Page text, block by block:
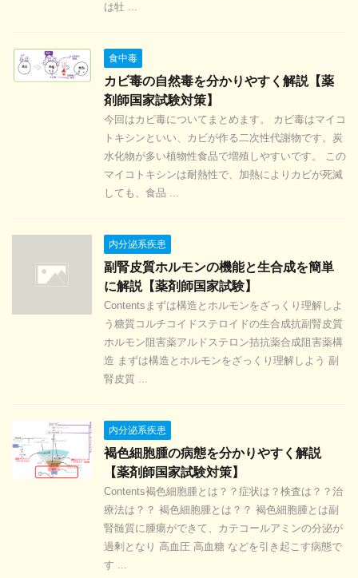
は牡 ...
食中毒
カビ毒の自然毒を分かりやすく解説【薬
剤師国家試験対策】
今回はカビ毒についてまとめます。 カビ毒はマイコ
トキシンといい、カビが作る二次性代謝物です。炭
水化物が多い植物性食品で増殖しやすいです。 この
マイコトキシンは耐熱性で、加熱によりカビが死滅
しても、食品 ...
内分泌系疾患
副腎皮質ホルモンの機能と生合成を簡単
に解説【薬剤師国家試験】
Contentsまずは構造とホルモンをざっくり理解しよ
う糖質コルチコイドステロイドの生合成抗副腎皮質
ホルモン阻害薬アルドステロン拮抗薬合成阻害薬構
造 まずは構造とホルモンをざっくり理解しよう 副
腎皮質 ...
内分泌系疾患
褐色細胞腫の病態を分かりやすく解説
【薬剤師国家試験対策】
Contents褐色細胞腫とは？？症状は？検査は？？治
療法は？？ 褐色細胞腫とは？？ 褐色細胞腫とは副
腎髄質に腫瘍ができて、カテコールアミンの分泌が
過剰となり 高血圧 高血糖 などを引き起こす病態で
す ...